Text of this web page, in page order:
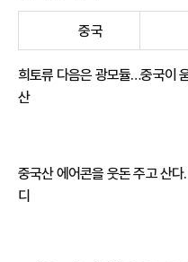
중국
희토류 다음은 광모듈…중국이
산
중국산 에어콘을 웃돈 주고 산다
디